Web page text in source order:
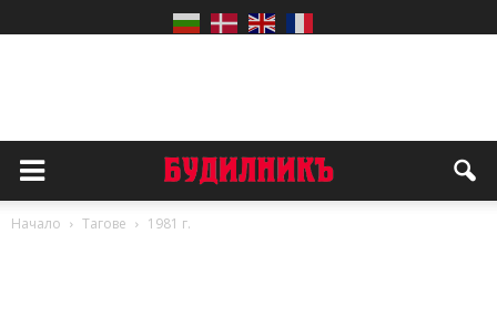
Начало Тагове 1981 г.